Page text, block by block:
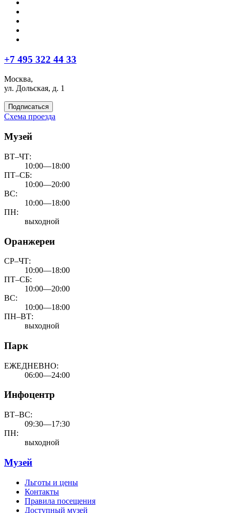
+7 495 322 44 33
Москва,
ул. Дольская, д. 1
Подписаться
Схема проезда
Музей
ВТ–ЧТ:
10:00—18:00
ПТ–СБ:
10:00—20:00
ВС:
10:00—18:00
ПН:
выходной
Оранжереи
СР–ЧТ:
10:00—18:00
ПТ–СБ:
10:00—20:00
ВС:
10:00—18:00
ПН–ВТ:
выходной
Парк
ЕЖЕДНЕВНО:
06:00—24:00
Инфоцентр
ВТ–ВС:
09:30—17:30
ПН:
выходной
Музей
Льготы и цены
Контакты
Правила посещения
Доступный музей